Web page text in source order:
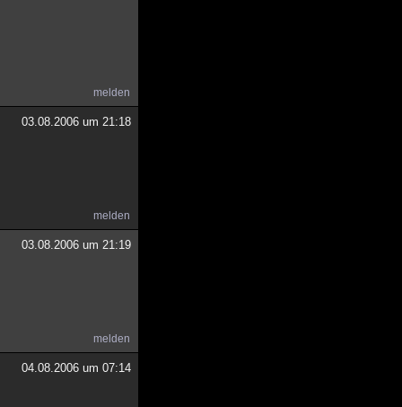
melden
03.08.2006 um 21:18
melden
03.08.2006 um 21:19
melden
04.08.2006 um 07:14